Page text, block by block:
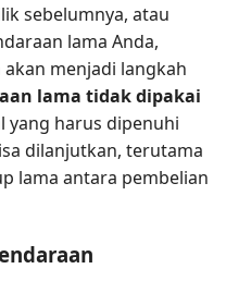
sebelumnya, atau
lama Anda,
menjadi langkah
lama tidak dipakai
yang harus dipenuhi
dilanjutkan, terutama
lama antara pembelian